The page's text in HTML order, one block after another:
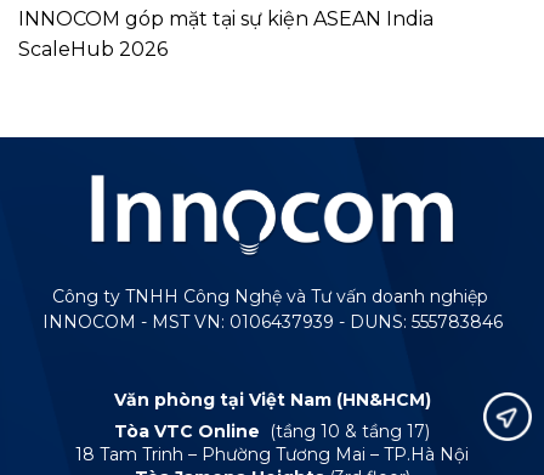
INNOCOM góp mặt tại sự kiện ASEAN India
ScaleHub 2026
Công ty TNHH Công Nghệ và Tư vấn doanh nghiệp
INNOCOM - MST VN: 0106437939 - DUNS: 555783846
Văn phòng tại Việt Nam (HN&HCM)
Tòa VTC Online
(tầng 10 & tầng 17)
18 Tam Trinh – Phường Tương Mai – TP.Hà Nội